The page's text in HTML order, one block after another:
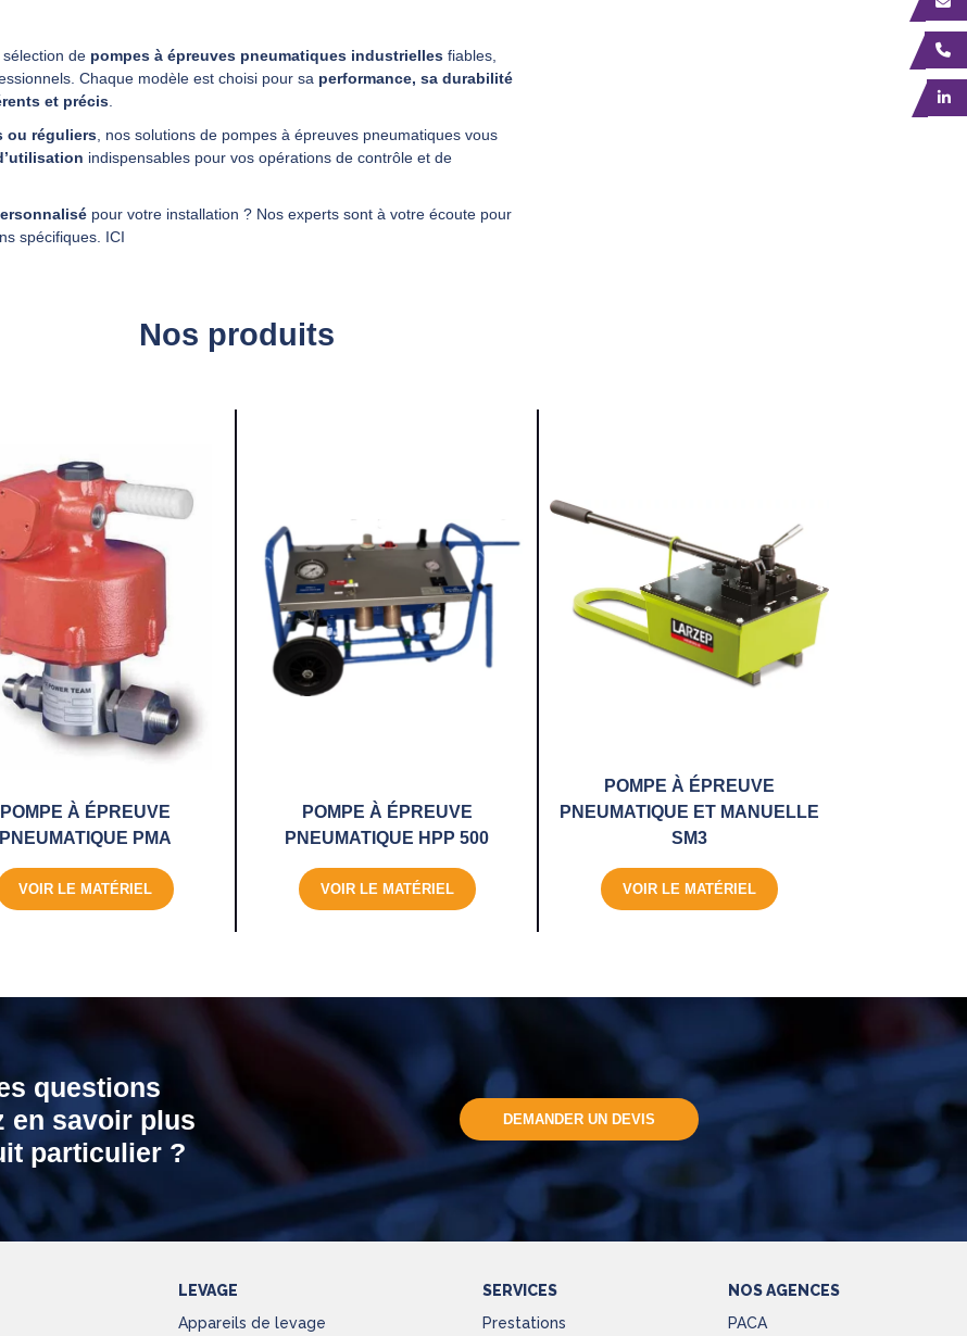
sélection de pompes à épreuves pneumatiques industrielles fiables,
Chaque modèle est choisi pour sa performance, sa durabilité
et précis
ou réguliers , nos solutions de pompes à épreuves pneumatiques vous
indispensables pour vos opérations de contrôle et de
pour votre installation ? Nos experts sont à votre écoute pour
spécifiques. ICI
Nos produits
POMPE À ÉPREUVE
PNEUMATIQUE PMA
VOIR LE MATÉRIEL
POMPE À ÉPREUVE
PNEUMATIQUE HPP 500
VOIR LE MATÉRIEL
POMPE À ÉPREUVE
PNEUMATIQUE ET MANUELLE
SM3
VOIR LE MATÉRIEL
questions
en savoir plus
particulier ?
DEMANDER UN DEVIS
LEVAGE
Appareils de levage
SERVICES
Prestations
NOS AGENCES
PACA